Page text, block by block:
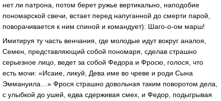
нет ли патрона, потом берет ружье вертикально, наподобие
пономарской свечи, встает перед напуганной до смерти парой,
поворачивается к ним спиной и командует): Шаго-о-ом марш!
Имитируя ту часть венчания, где молодые идут вокруг аналоя,
Семен, представляющий собой пономаря, сделав страшно
серьезное лицо, ведет за собой Федора и Фросю, голося, что
есть мочи: «Исаие, ликуй, Дева име во чреве и роди Сына
Эммануила…» Фрося страшно довольная таким поворотом дела,
с улыбкой до ушей, едва сдерживая смех, и Федор, подыгрывая